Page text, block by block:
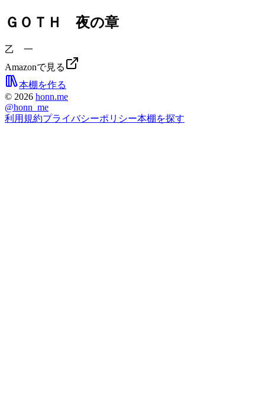
ＧＯＴＨ 夜の章
乙 一
Amazonで見る
本棚を作る
© 2026 honn.me
@honn_me
利用規約プライバシーポリシー本棚を探す